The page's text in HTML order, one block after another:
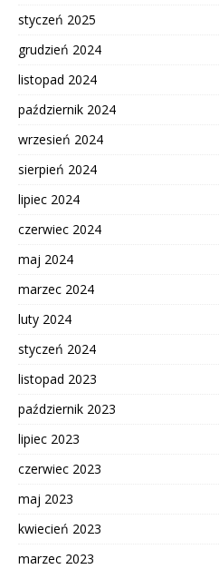
styczeń 2025
grudzień 2024
listopad 2024
październik 2024
wrzesień 2024
sierpień 2024
lipiec 2024
czerwiec 2024
maj 2024
marzec 2024
luty 2024
styczeń 2024
listopad 2023
październik 2023
lipiec 2023
czerwiec 2023
maj 2023
kwiecień 2023
marzec 2023